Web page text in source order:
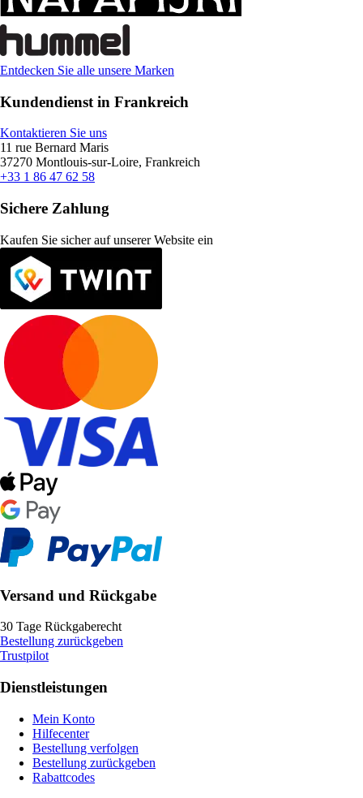
Entdecken Sie alle unsere Marken
Kundendienst in Frankreich
Kontaktieren Sie uns
11 rue Bernard Maris
37270 Montlouis-sur-Loire, Frankreich
+33 1 86 47 62 58
Sichere Zahlung
Kaufen Sie sicher auf unserer Website ein
Versand und Rückgabe
30 Tage Rückgaberecht
Bestellung zurückgeben
Trustpilot
Dienstleistungen
Mein Konto
Hilfecenter
Bestellung verfolgen
Bestellung zurückgeben
Rabattcodes